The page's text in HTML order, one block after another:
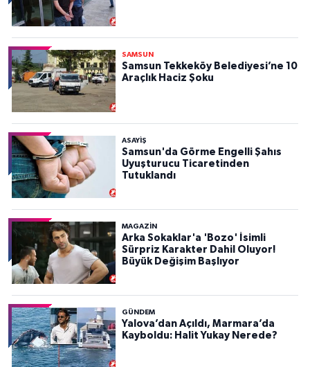
SAMSUN
Samsun Tekkeköy Belediyesi’ne 10
Araçlık Haciz Şoku
ASAYIŞ
Samsun'da Görme Engelli Şahıs
Uyuşturucu Ticaretinden
Tutuklandı
MAGAZİN
Arka Sokaklar'a 'Bozo' İsimli
Sürpriz Karakter Dahil Oluyor!
Büyük Değişim Başlıyor
GÜNDEM
Yalova’dan Açıldı, Marmara’da
Kayboldu: Halit Yukay Nerede?